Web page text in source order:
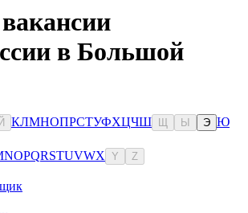
в Большой
Й КЛМНОПРСТУФХЦЧШ Ы Э Ю
NOPQRSTUVWX Y Z